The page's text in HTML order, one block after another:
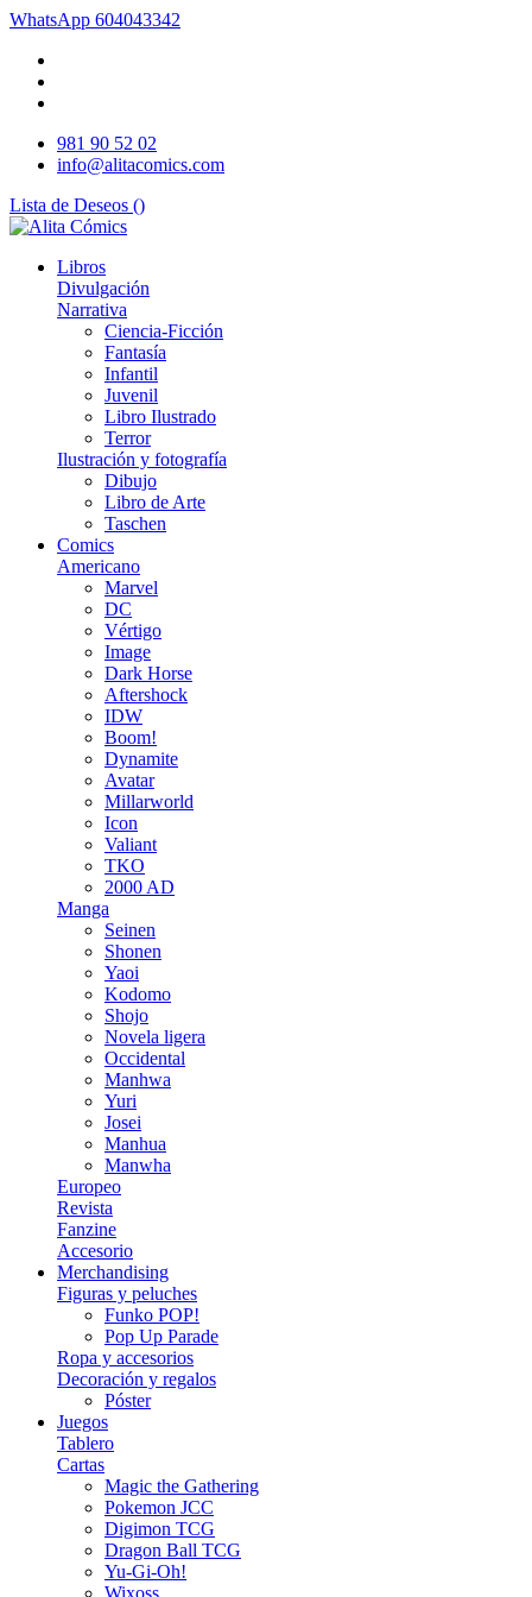
WhatsApp 604043342
981 90 52 02
info@alitacomics.com
Lista de Deseos ()
Libros
Divulgación
Narrativa
Ciencia-Ficción
Fantasía
Infantil
Juvenil
Libro Ilustrado
Terror
Ilustración y fotografía
Dibujo
Libro de Arte
Taschen
Comics
Americano
Marvel
DC
Vértigo
Image
Dark Horse
Aftershock
IDW
Boom!
Dynamite
Avatar
Millarworld
Icon
Valiant
TKO
2000 AD
Manga
Seinen
Shonen
Yaoi
Kodomo
Shojo
Novela ligera
Occidental
Manhwa
Yuri
Josei
Manhua
Manwha
Europeo
Revista
Fanzine
Accesorio
Merchandising
Figuras y peluches
Funko POP!
Pop Up Parade
Ropa y accesorios
Decoración y regalos
Póster
Juegos
Tablero
Cartas
Magic the Gathering
Pokemon JCC
Digimon TCG
Dragon Ball TCG
Yu-Gi-Oh!
Wixoss